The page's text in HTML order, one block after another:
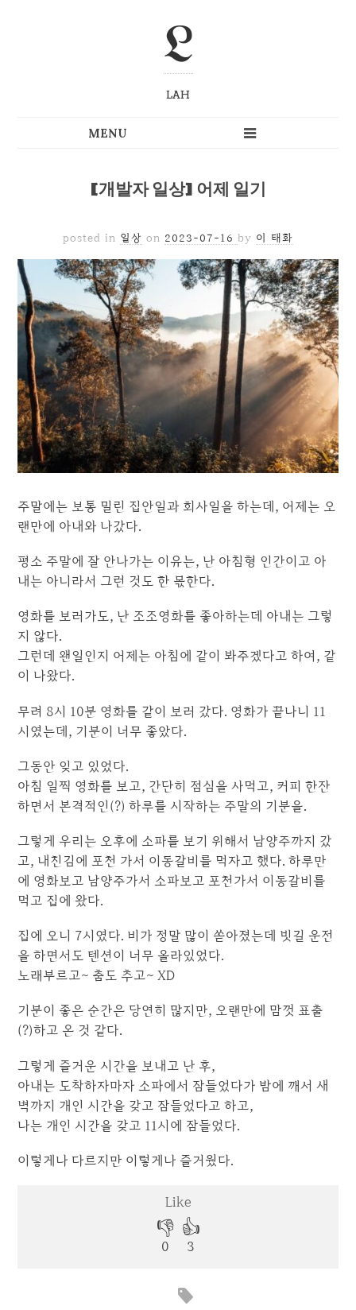
L
LAH
[개발자 일상] 어제 일기
posted in 일상 on 2023-07-16 by 이 태화
주말에는 보통 밀린 집안일과 회사일을 하는데, 어제는 오
랜만에 아내와 나갔다.
평소 주말에 잘 안나가는 이유는, 난 아침형 인간이고 아
내는 아니라서 그런 것도 한 몫한다.
영화를 보러가도, 난 조조영화를 좋아하는데 아내는 그렇
지 않다.
그런데 왠일인지 어제는 아침에 같이 봐주겠다고 하여, 같
이 나왔다.
무려 8시 10분 영화를 같이 보러 갔다. 영화가 끝나니 11
시였는데, 기분이 너무 좋았다.
그동안 잊고 있었다.
아침 일찍 영화를 보고, 간단히 점심을 사먹고, 커피 한잔
하면서 본격적인(?) 하루를 시작하는 주말의 기분을.
그렇게 우리는 오후에 소파를 보기 위해서 남양주까지 갔
고, 내친김에 포천 가서 이동갈비를 먹자고 했다. 하루만
에 영화보고 남양주가서 소파보고 포천가서 이동갈비를
먹고 집에 왔다.
집에 오니 7시였다. 비가 정말 많이 쏟아졌는데 빗길 운전
을 하면서도 텐션이 너무 올라있었다.
노래부르고~ 춤도 추고~ XD
기분이 좋은 순간은 당연히 많지만, 오랜만에 맘껏 표출
(?)하고 온 것 같다.
그렇게 즐거운 시간을 보내고 난 후,
아내는 도착하자마자 소파에서 잠들었다가 밤에 깨서 새
벽까지 개인 시간을 갖고 잠들었다고 하고,
나는 개인 시간을 갖고 11시에 잠들었다.
이렇게나 다르지만 이렇게나 즐거웠다.